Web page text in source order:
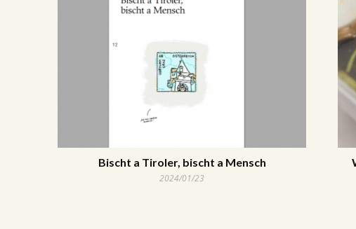
Bischt a Tiroler, bischt a Mensch
2024/01/23